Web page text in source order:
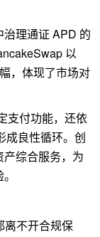
理通证 APD 的
以
，体现了市场对
支付功能，还依
成良性循环。创
综合服务，为
离不开合规保